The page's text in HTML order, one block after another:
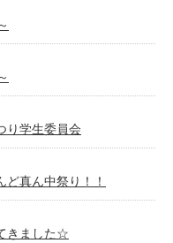
り学生委員会
真ん中祭り！！
きました☆